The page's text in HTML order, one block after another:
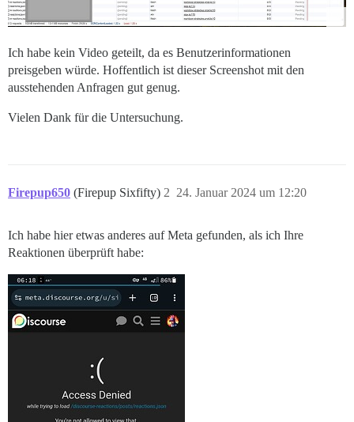
Ich habe kein Video geteilt, da es Benutzerinformationen
preisgeben würde. Hoffentlich ist dieser Screenshot mit den
ausstehenden Anfragen gut genug.
Vielen Dank für die Untersuchung.
Firepup650 (Firepup Sixfifty) 24. Januar 2024 um 12:20
2
Ich habe hier etwas anderes auf Meta gefunden, als ich Ihre
Reaktionen überprüft habe: